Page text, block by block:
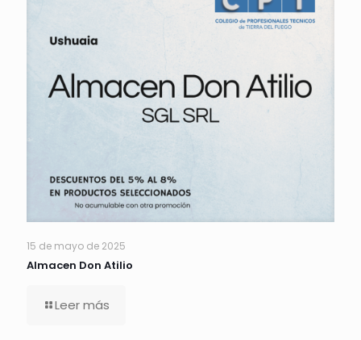
15 de mayo de 2025
Almacen Don Atilio
Leer más